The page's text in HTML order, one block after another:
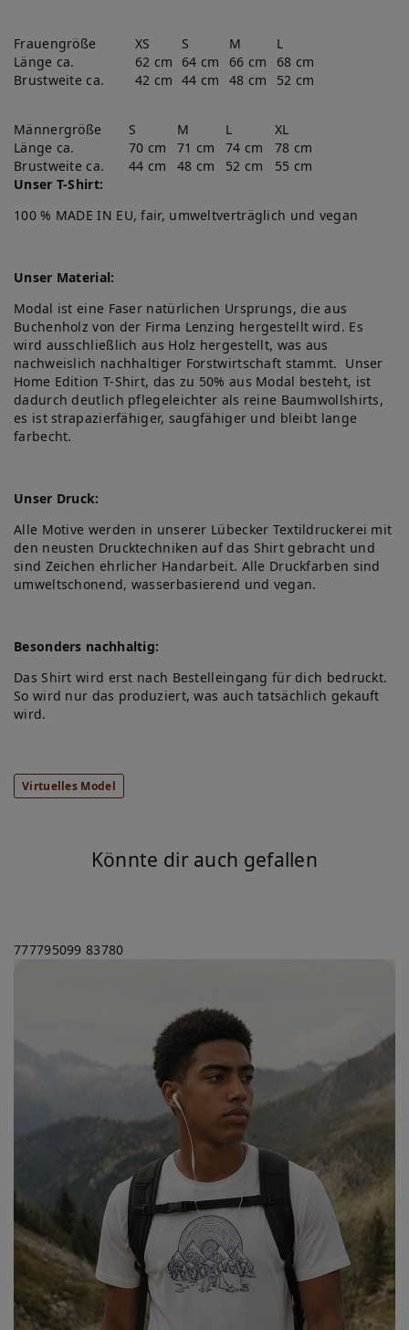
Frauengröße XS S M
L
Länge ca.
62 cm 64 cm 66 cm
68 cm
Brustweite ca.
42 cm 44 cm 48 cm 52 cm
Männergröße S M L
XL
Länge ca.
70 cm 71 cm 74 cm
78 cm
Brustweite ca.
44 cm 48 cm 52 cm
55 cm
Unser T-Shirt:
100 % MADE IN EU, fair, umweltverträglich und vegan
Unser Material:
Modal ist eine Faser natürlichen Ursprungs, die aus
Buchenholz von der Firma Lenzing hergestellt wird. Es
wird ausschließlich aus Holz hergestellt, was aus
nachweislich nachhaltiger Forstwirtschaft stammt. Unser
Home Edition T-Shirt, das zu 50% aus Modal besteht, ist
dadurch deutlich pflegeleichter als reine Baumwollshirts,
es ist strapazierfähiger, saugfähiger und bleibt lange
farbecht.
Unser Druck:
Alle Motive werden in unserer Lübecker Textildruckerei mit
den neusten Drucktechniken auf das Shirt gebracht und
sind Zeichen ehrlicher Handarbeit. Alle Druckfarben sind
umweltschonend, wasserbasierend und vegan.
Besonders nachhaltig:
Das Shirt wird erst nach Bestelleingang für dich bedruckt.
So wird nur das produziert, was auch tatsächlich gekauft
wird.
Virtuelles Model
Könnte dir auch gefallen
777795099 83780